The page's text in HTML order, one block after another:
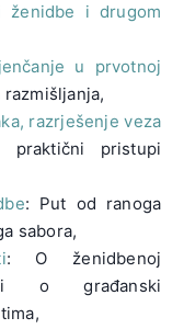
ženidbe i drugom
u prvotnoj
razrješenje veza
pristupi
: Put od ranoga
sabora,
: O ženidbenoj
o građanski